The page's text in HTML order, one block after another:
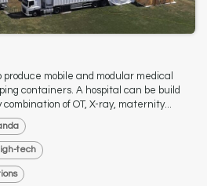
mobile and modular medical
containers. A hospital can be build
of OT, X-ray, maternity...
tech